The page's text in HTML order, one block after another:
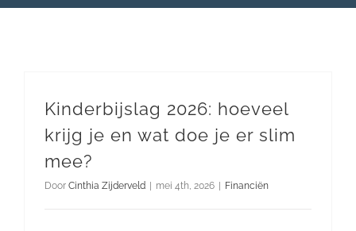
Kinderbijslag 2026: hoeveel
krijg je en wat doe je er slim
mee?
Door Cinthia Zijderveld | mei 4th, 2026 | Financiën